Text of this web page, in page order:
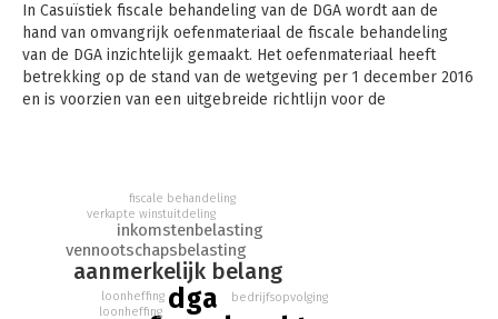
In Casuïstiek fiscale behandeling van de DGA wordt aan de
hand van omvangrijk oefenmateriaal de fiscale behandeling
van de DGA inzichtelijk gemaakt. Het oefenmateriaal heeft
betrekking op de stand van de wetgeving per 1 december 2016
en is voorzien van een uitgebreide richtlijn voor de
In dit boek komen de volgende thema’s aan bod:
• verwatering;
• optie vestigen en uitoefenen;
• vruchtgebruik/bloot eigendom;
• uitreiking bonusaandelen en liquidatie-uitkering;
dga
aanmerkelijk belang
vennootschapsbelasting
inkomstenbelasting
bedrijfsopvolging
loonheffing
verkapte winstuitdeling
loonheffing
fiscale behandeling